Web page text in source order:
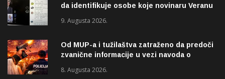
da identifikuje osobe koje novinaru Veranu
9. Augusta 2026.
Od MUP-a i tužilaštva zatraženo da predoči
zvanične informacije u vezi navoda o
Pazaru
8. Augusta 2026.